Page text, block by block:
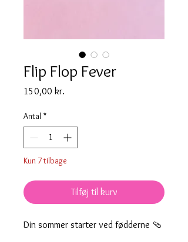
Flip Flop Fever
150,00 kr.
Antal *
Kun 7 tilbage
Tilføj til kurv
Din sommer starter ved fødderne 🩴